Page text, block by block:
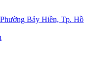
Bảy Hiền, Tp. Hồ